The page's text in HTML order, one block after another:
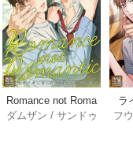
Romance not Roma
ntic～劣性オメガに
ダムザン / サンドゥ
ラ
情
フ